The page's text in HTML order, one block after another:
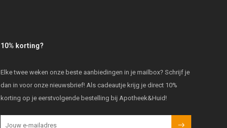
10% korting?
Elke twee weken onze beste aanbiedingen in je mailbox? Schrijf je
dan in voor onze nieuwsbrief! Als cadeautje krijg je direct 10%
korting op je eerstvolgende bestelling bij Apotheek&Huid!